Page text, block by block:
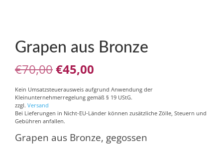
Grapen aus Bronze
€70,00Ursprünglicher
Preis
war:
€70,00
€45,00
Preis
ist:
Kein Umsatzsteuerausweis aufgrund Anwendung der
Kleinunternehmerregelung gemäß § 19 UStG.
zzgl. Versand
Bei Lieferungen in Nicht-EU-Länder können zusätzliche Zölle, Steuern und
Gebühren anfallen.
Grapen aus Bronze, gegossen